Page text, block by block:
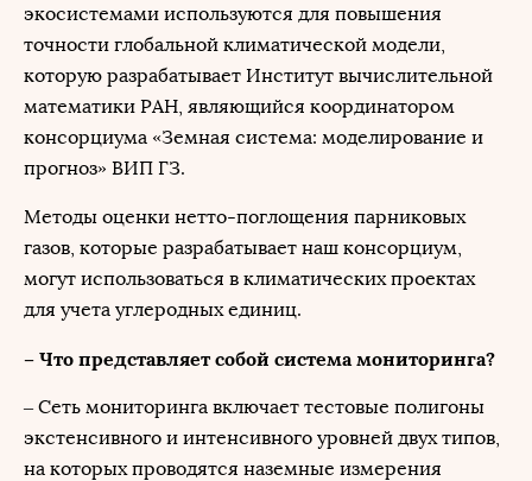
экосистемами используются для повышения
точности глобальной климатической модели,
которую разрабатывает Институт вычислительной
математики РАН, являющийся координатором
консорциума «Земная система: моделирование и
прогноз» ВИП ГЗ.
Методы оценки нетто-поглощения парниковых
газов, которые разрабатывает наш консорциум,
могут использоваться в климатических проектах
для учета углеродных единиц.
– Что представляет собой система мониторинга?
– Сеть мониторинга включает тестовые полигоны
экстенсивного и интенсивного уровней двух типов,
на которых проводятся наземные измерения